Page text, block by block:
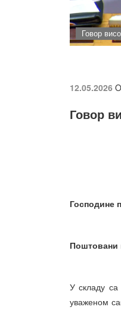
Говор
12.05.2026
Говор
Господине
Поштовани
У складу
уваженом